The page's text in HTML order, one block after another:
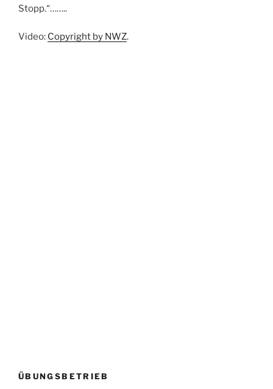
Stopp.“……..
Video: Copyright by NWZ.
ÜBUNGSBETRIEB